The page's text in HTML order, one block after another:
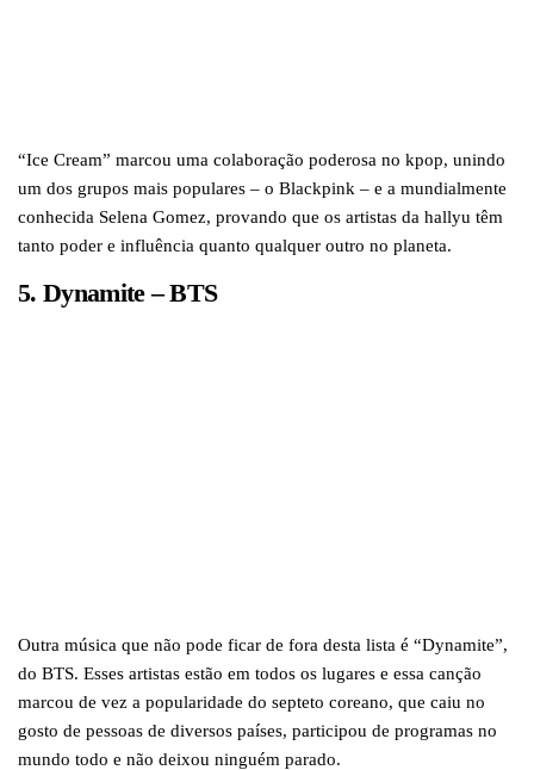
“Ice Cream” marcou uma colaboração poderosa no kpop, unindo
um dos grupos mais populares – o Blackpink – e a mundialmente
conhecida Selena Gomez, provando que os artistas da hallyu têm
tanto poder e influência quanto qualquer outro no planeta.
5. Dynamite – BTS
Outra música que não pode ficar de fora desta lista é “Dynamite”,
do BTS. Esses artistas estão em todos os lugares e essa canção
marcou de vez a popularidade do septeto coreano, que caiu no
gosto de pessoas de diversos países, participou de programas no
mundo todo e não deixou ninguém parado.